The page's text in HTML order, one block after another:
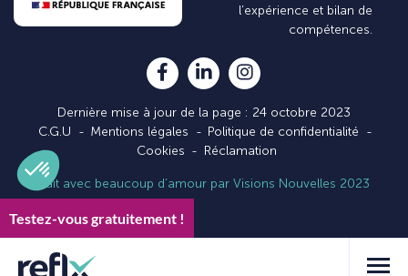
l’expérience et bilan de
compétences.
Dernière mise à jour de la page : 24 octobre 2023
C.G.U
Mentions légales
Politique de confidentialité
Cookies
Réclamation
Fait avec beaucoup d’amour par Visions Nouvelles 2023
Testez-vous gratuitement !